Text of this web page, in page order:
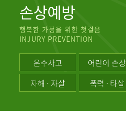
손상예방
행복한 가정을 위한 첫걸음
INJURY PREVENTION
운수사고 어린이 손상
자해 · 자살
폭력 · 타살